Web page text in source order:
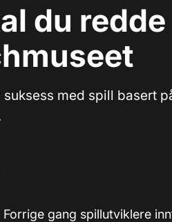
du
suksess med spill basert
Forrige gang spillutviklere